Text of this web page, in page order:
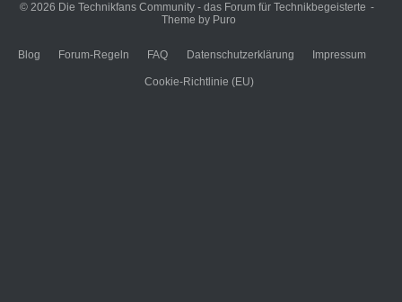
© 2026 Die Technikfans Community - das Forum für Technikbegeisterte
Theme by Puro
Blog Forum-Regeln FAQ Datenschutzerklärung Impressum
Cookie-Richtlinie (EU)